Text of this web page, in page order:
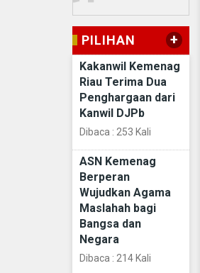
PILIHAN +
Kakanwil Kemenag
Riau Terima Dua
Penghargaan dari
Kanwil DJPb
Dibaca : 253 Kali
ASN Kemenag
Berperan
Wujudkan Agama
Maslahah bagi
Bangsa dan
Negara
Dibaca : 214 Kali